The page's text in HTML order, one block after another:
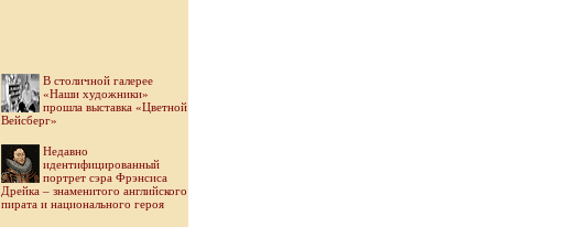
В столичной галерее
«Наши художники»
прошла выставка «Цветной
Вейсберг»
Недавно
идентифицированный
портрет сэра Фрэнсиса
Дрейка – знаменитого английского
пирата и национального героя